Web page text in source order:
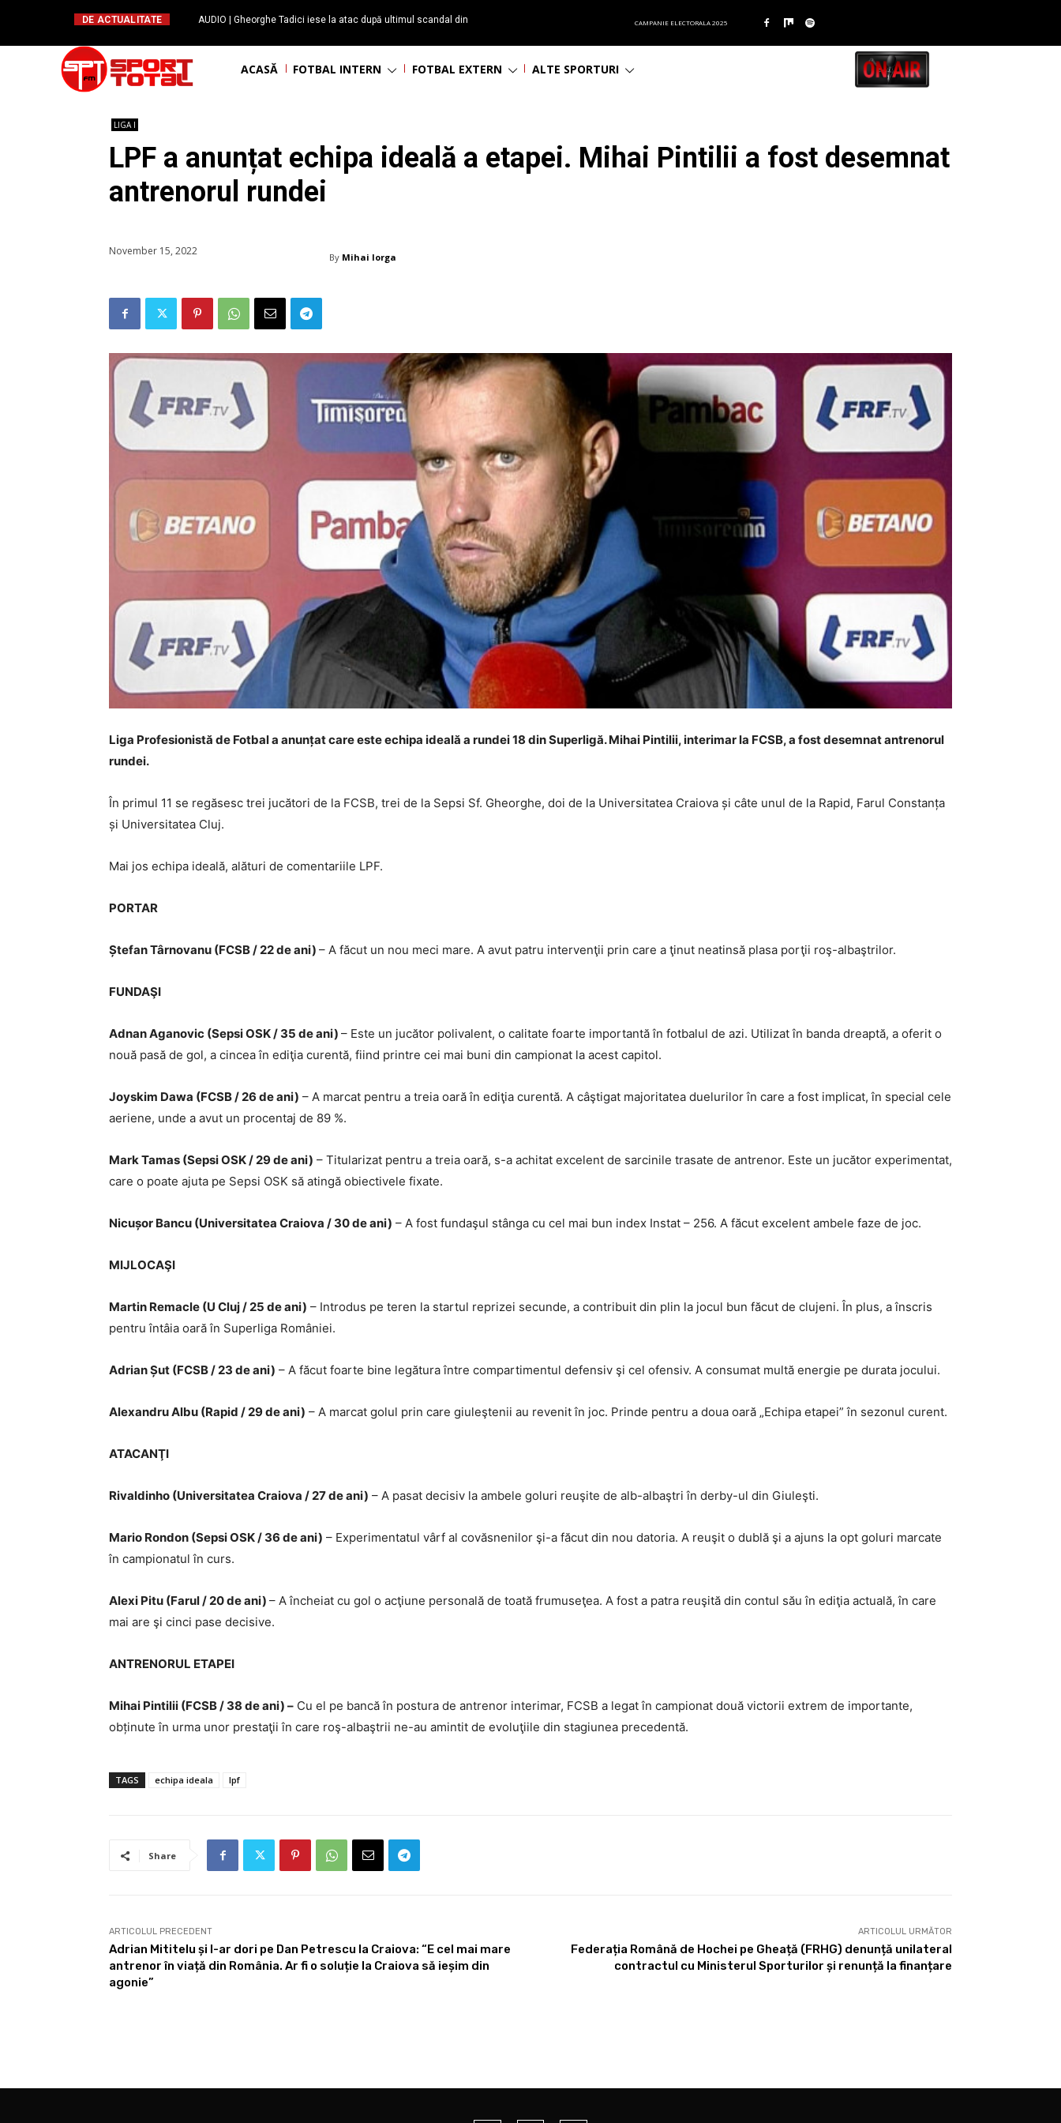
DE ACTUALITATE
AUDIO | Gheorghe Tadici iese la atac după ultimul scandal din
CAMPANIE ELECTORALA 2025
ACASĂ FOTBAL INTERN FOTBAL EXTERN ALTE SPORTURI
LIGA I
LPF a anunțat echipa ideală a etapei. Mihai Pintilii a fost desemnat
antrenorul rundei
November 15, 2022 By Mihai Iorga
Liga Profesionistă de Fotbal a anunțat care este echipa ideală a rundei 18 din Superligă. Mihai Pintilii, interimar la FCSB, a fost desemnat antrenorul
rundei.
În primul 11 se regăsesc trei jucători de la FCSB, trei de la Sepsi Sf. Gheorghe, doi de la Universitatea Craiova și câte unul de la Rapid, Farul Constanța
și Universitatea Cluj.
Mai jos echipa ideală, alături de comentariile LPF.
PORTAR
Ștefan Târnovanu (FCSB / 22 de ani) – A făcut un nou meci mare. A avut patru intervenţii prin care a ţinut neatinsă plasa porţii roş-albaştrilor.
FUNDAŞI
Adnan Aganovic (Sepsi OSK / 35 de ani) – Este un jucător polivalent, o calitate foarte importantă în fotbalul de azi. Utilizat în banda dreaptă, a oferit o
nouă pasă de gol, a cincea în ediţia curentă, fiind printre cei mai buni din campionat la acest capitol.
Joyskim Dawa (FCSB / 26 de ani) – A marcat pentru a treia oară în ediţia curentă. A câştigat majoritatea duelurilor în care a fost implicat, în special cele
aeriene, unde a avut un procentaj de 89 %.
Mark Tamas (Sepsi OSK / 29 de ani) – Titularizat pentru a treia oară, s-a achitat excelent de sarcinile trasate de antrenor. Este un jucător experimentat,
care o poate ajuta pe Sepsi OSK să atingă obiectivele fixate.
Nicușor Bancu (Universitatea Craiova / 30 de ani) – A fost fundaşul stânga cu cel mai bun index Instat – 256. A făcut excelent ambele faze de joc.
MIJLOCAŞI
Martin Remacle (U Cluj / 25 de ani) – Introdus pe teren la startul reprizei secunde, a contribuit din plin la jocul bun făcut de clujeni. În plus, a înscris
pentru întâia oară în Superliga României.
Adrian Șut (FCSB / 23 de ani) – A făcut foarte bine legătura între compartimentul defensiv şi cel ofensiv. A consumat multă energie pe durata jocului.
Alexandru Albu (Rapid / 29 de ani) – A marcat golul prin care giuleştenii au revenit în joc. Prinde pentru a doua oară „Echipa etapei” în sezonul curent.
ATACANŢI
Rivaldinho (Universitatea Craiova / 27 de ani) – A pasat decisiv la ambele goluri reuşite de alb-albaştri în derby-ul din Giuleşti.
Mario Rondon (Sepsi OSK / 36 de ani) – Experimentatul vârf al covăsnenilor şi-a făcut din nou datoria. A reuşit o dublă şi a ajuns la opt goluri marcate
în campionatul în curs.
Alexi Pitu (Farul / 20 de ani) – A încheiat cu gol o acţiune personală de toată frumuseţea. A fost a patra reuşită din contul său în ediţia actuală, în care
mai are şi cinci pase decisive.
ANTRENORUL ETAPEI
Mihai Pintilii (FCSB / 38 de ani) – Cu el pe bancă în postura de antrenor interimar, FCSB a legat în campionat două victorii extrem de importante,
obținute în urma unor prestaţii în care roş-albaştrii ne-au amintit de evoluţiile din stagiunea precedentă.
TAGS echipa ideala lpf
Share
ARTICOLUL PRECEDENT
Adrian Mititelu și l-ar dori pe Dan Petrescu la Craiova: “E cel mai mare
antrenor în viață din România. Ar fi o soluție la Craiova să ieșim din
agonie”
ARTICOLUL URMĂTOR
Federația Română de Hochei pe Gheață (FRHG) denunță unilateral
contractul cu Ministerul Sporturilor și renunță la finanțare